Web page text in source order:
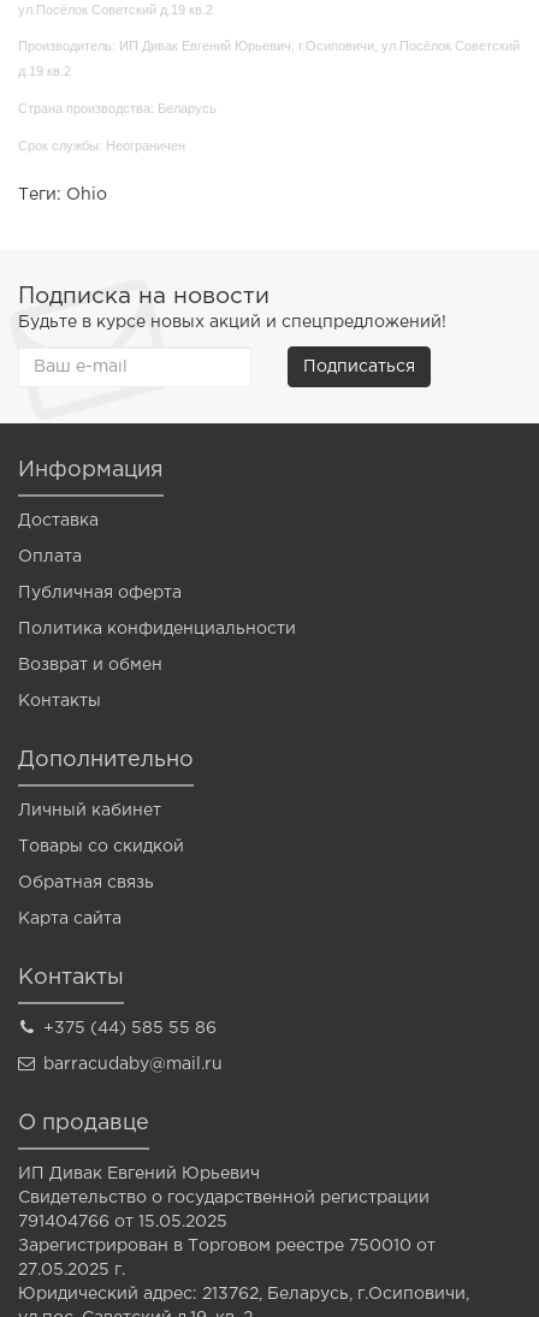
ул.Посёлок Советский д.19 кв.2
Производитель: ИП Дивак Евгений Юрьевич, г.Осиповичи, ул.Посёлок Советский
д.19 кв.2
Страна производства: Беларусь
Срок службы: Неограничен
Теги: Ohio
Подписка на новости
Будьте в курсе новых акций и спецпредложений!
Подписаться
Информация
Доставка
Оплата
Публичная оферта
Политика конфиденциальности
Возврат и обмен
Контакты
Дополнительно
Личный кабинет
Товары со скидкой
Обратная связь
Карта сайта
Контакты
+375 (44) 585 55 86
barracudaby@mail.ru
О продавце
ИП Дивак Евгений Юрьевич
Свидетельство о государственной регистрации
791404766 от 15.05.2025
Зарегистрирован в Торговом реестре 750010 от
27.05.2025 г.
Юридический адрес: 213762, Беларусь, г.Осиповичи,